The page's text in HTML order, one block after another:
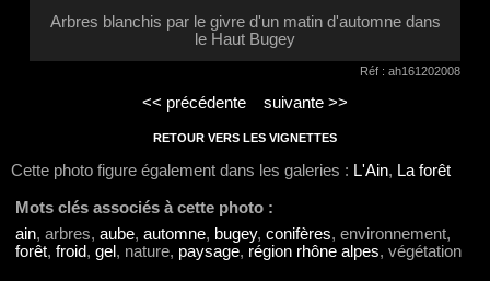
Arbres blanchis par le givre d'un matin d'automne dans
le Haut Bugey
Réf : ah161202008
<< précédente suivante >>
RETOUR VERS LES VIGNETTES
Cette photo figure également dans les galeries : L'Ain, La forêt
Mots clés associés à cette photo :
ain, arbres, aube, automne, bugey, conifères, environnement,
forêt, froid, gel , nature, paysage, région rhône alpes, végétation